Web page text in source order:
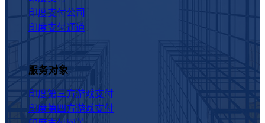
印度支付公司
印度支付通道
服务对象
印度第三方游戏支付
印度第四方游戏支付